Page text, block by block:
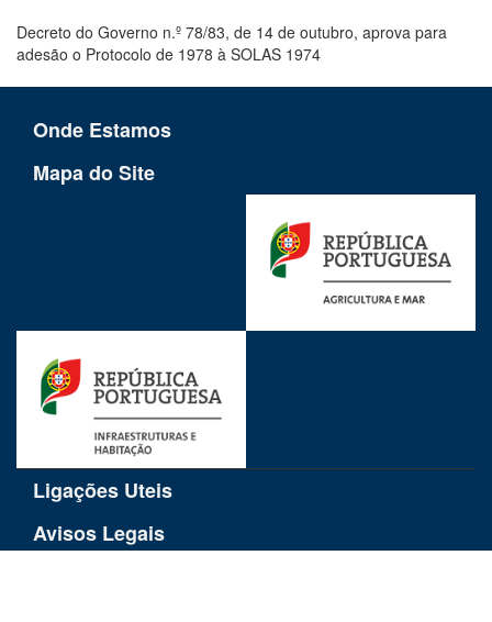
Decreto do Governo n.º 78/83, de 14 de outubro, aprova para
adesão o Protocolo de 1978 à SOLAS 1974
Onde Estamos
Mapa do Site
Ligações Uteis
Avisos Legais